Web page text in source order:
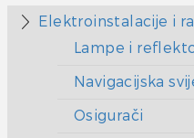
Elektroinstalacije i
Lampe i
Navigacijska
Osigurači